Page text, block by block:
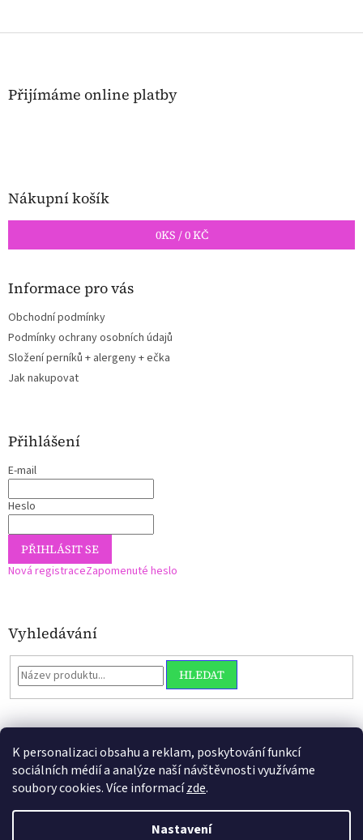
K personalizaci obsahu a reklam, poskytování funkcí
sociálních médií a analýze naší návštěvnosti využíváme
soubory cookies. Více informacízde.
Nastavení
V tomto obchůdku je sklad "0" obrazem toho, že" *já jako perníkářka
Z
Přijímáme online platby
Nákupní košík
0KS /0 KČ
Informace pro vás
Obchodní podmínky
Podmínky ochrany osobních údajů
Složení perníků + alergeny + ečka
Jak nakupovat
Přihlášení
E-mail
Heslo
PŘIHLÁSIT SE
Nová registraceZapomenuté heslo
Vyhledávání
HLEDAT